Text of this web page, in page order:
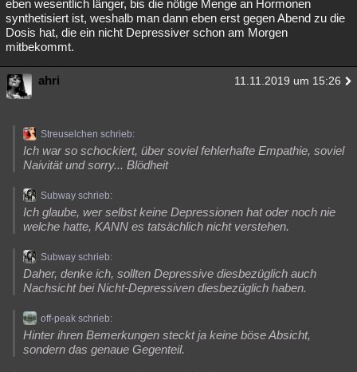
eben wesentlich länger, bis die nötige Menge an Hormonen
synthetisiert ist, weshalb man dann eben erst gegen Abend zu die
Dosis hat, die ein nicht Depressiver schon am Morgen
mitbekommt.
ahri 11.11.2019 um 15:26
Streuselchen schrieb:
Ich war so schockiert, über soviel fehlerhafte Empathie, soviel
Naivität und sorry... Blödheit
Subway schrieb:
Ich glaube, wer selbst keine Depressionen hat oder noch nie
welche hatte, KANN es tatsächlich nicht verstehen.
Subway schrieb:
Daher, denke ich, sollten Depressive diesbezüglich auch
Nachsicht bei Nicht-Depressiven diesbezüglich haben.
off-peak schrieb:
Hinter ihren Bemerkungen steckt ja keine böse Absicht,
sondern das genaue Gegenteil.